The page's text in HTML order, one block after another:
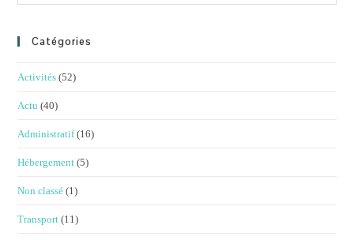
Catégories
Activités (52)
Actu (40)
Administratif (16)
Hébergement (5)
Non classé (1)
Transport (11)